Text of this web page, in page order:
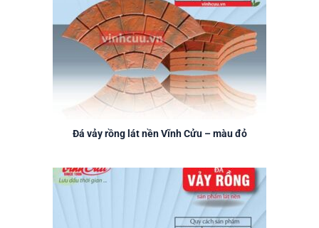
Đá vảy rồng lát nền Vĩnh Cửu – màu đỏ